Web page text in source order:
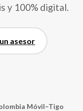
y 100% digital.
asesor
Móvil–Tigo